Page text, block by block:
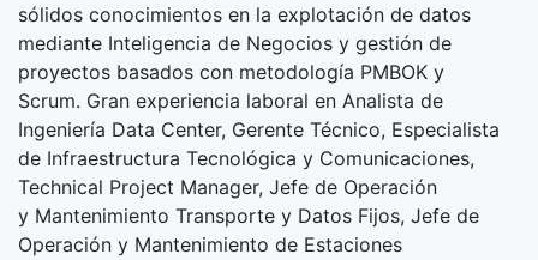
sólidos conocimientos en la explotación de datos
mediante Inteligencia de Negocios y gestión de
proyectos basados con metodología PMBOK y
Scrum. Gran experiencia laboral en Analista de
Ingeniería Data Center, Gerente Técnico, Especialista
de Infraestructura Tecnológica y Comunicaciones,
Technical Project Manager, Jefe de Operación
y Mantenimiento Transporte y Datos Fijos, Jefe de
Operación y Mantenimiento de Estaciones